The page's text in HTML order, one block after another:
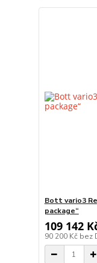
Bott vario3
package“
109 142
90 200 Kč bez